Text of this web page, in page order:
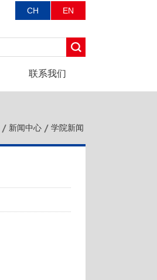
CH EN
联系我们
新闻中心 学院新闻